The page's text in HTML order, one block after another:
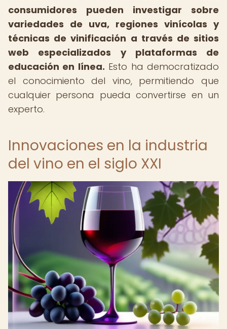
consumidores pueden investigar sobre
variedades de uva, regiones vinícolas y
técnicas de vinificación a través de sitios
web especializados y plataformas de
educación en línea. Esto ha democratizado
el conocimiento del vino, permitiendo que
cualquier persona pueda convertirse en un
experto.
Innovaciones en la industria
del vino en el siglo XXI